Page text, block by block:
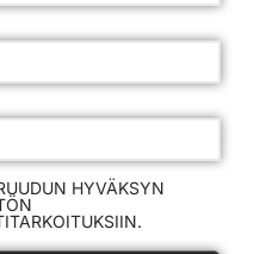
HYVÄKSYN